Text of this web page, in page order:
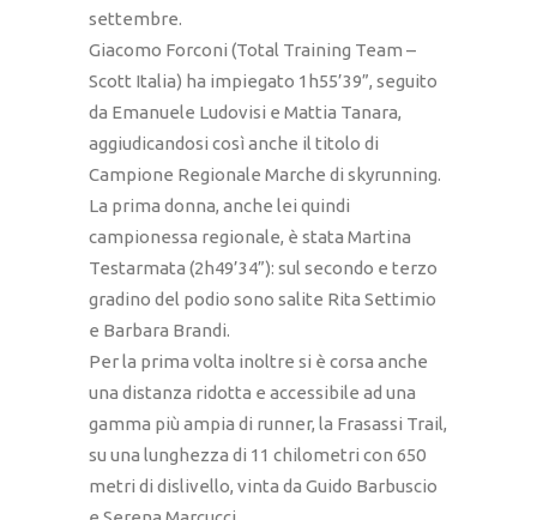
settembre.
Giacomo Forconi (Total Training Team –
Scott Italia) ha impiegato 1h55’39”, seguito
da Emanuele Ludovisi e Mattia Tanara,
aggiudicandosi così anche il titolo di
Campione Regionale Marche di skyrunning.
La prima donna, anche lei quindi
campionessa regionale, è stata Martina
Testarmata (2h49’34”): sul secondo e terzo
gradino del podio sono salite Rita Settimio
e Barbara Brandi.
Per la prima volta inoltre si è corsa anche
una distanza ridotta e accessibile ad una
gamma più ampia di runner, la Frasassi Trail,
su una lunghezza di 11 chilometri con 650
metri di dislivello, vinta da Guido Barbuscio